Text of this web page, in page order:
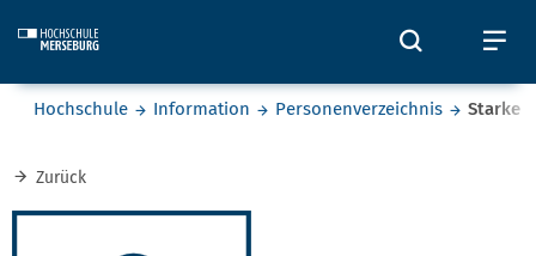
Öffnet
Sie befinden sich hier:
Hochschule Information Personenverzeichnis Starke
Zurück